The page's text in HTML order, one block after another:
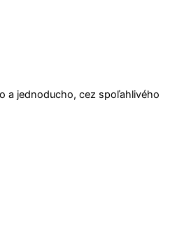
a jednoducho, cez spoľahlivého